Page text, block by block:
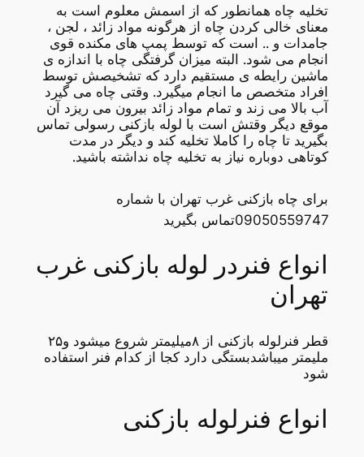
تخلیه چاه همانطور که از اسمش معلوم است به
معنای خالی کردن چاه از هرگونه مواد زائد ، لجن ،
جامدات و .. است که توسط پمپ های مکنده قوی
انجام می شود. البته میزان گرفتگی چاه با اندازه ی
ماشین رایطه ی مستقیم دارد که تشخیصش توسط
افراد متخصص ما انجام میگیرد. وقتی چاه می گیرد
آب بالا می زند و تمام مواد زائد بیرون می ریزد آن
موقع دیگر وقتش است با لوله بازکنی رسولی تماس
بگیرید تا چاه را کاملا تخلیه کند و دیگر در مدت
کوتاهی دوباره نیاز به تخلیه چاه نداشته باشید.
برای چاه بازکنی غرب تهران با شماره
09050559747تماس بگیرید
انواع فنردر لوله بازکنی غرب
تهران
قطر فنرلوله بازکنی از ۸میلیمتر شروع میشود و۲۵
ملیمتر میباشدبستگی دارد کجا از کدام فنر استفاده
شود
انواع فنرلوله بازکنی